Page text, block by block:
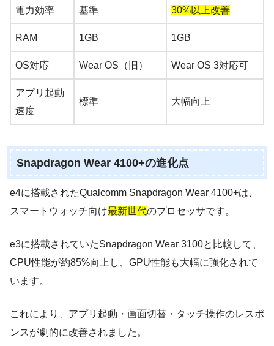
電力効率 基準 30%以上改善
RAM 1GB 1GB
OS対応 Wear OS（旧） Wear OS 3対応可
アプリ起動
速度
標準 大幅向上
Snapdragon Wear 4100+の進化点
e4に搭載されたQualcomm Snapdragon Wear 4100+は、
スマートウォッチ向け最新世代のプロセッサです。
e3に搭載されていたSnapdragon Wear 3100と比較して、
CPU性能が約85%向上し、GPU性能も大幅に強化されて
います。
これにより、アプリ起動・画面切替・タッチ操作のレスポ
ンスが劇的に改善されました。